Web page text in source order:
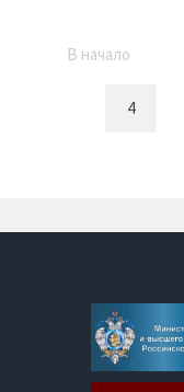
В начало
4